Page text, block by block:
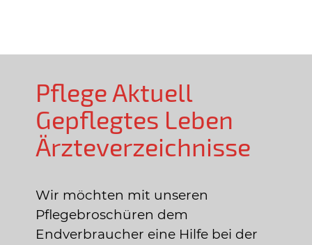
Pflege Aktuell
Gepflegtes Leben
Ärzteverzeichnisse
Wir möchten mit unseren
Pflegebroschüren dem
Endverbraucher eine Hilfe bei der